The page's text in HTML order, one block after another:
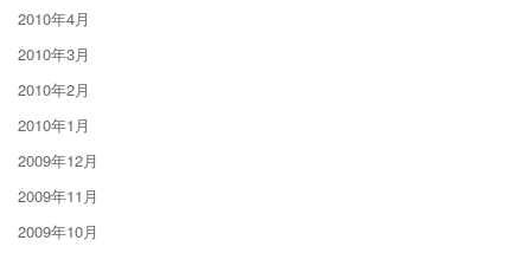
2010年4月
2010年3月
2010年2月
2010年1月
2009年12月
2009年11月
2009年10月